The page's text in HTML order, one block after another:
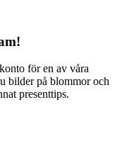
för en av våra
bilder på blommor och
presenttips.